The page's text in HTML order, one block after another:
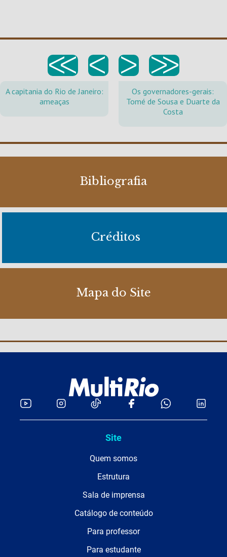
<< < > >>
A capitania do Rio de Janeiro:
ameaças
Os governadores-gerais:
Tomé de Sousa e Duarte da
Costa
Bibliografia
Créditos
Mapa do Site
Site
Quem somos
Estrutura
Sala de imprensa
Catálogo de conteúdo
Para professor
Para estudante